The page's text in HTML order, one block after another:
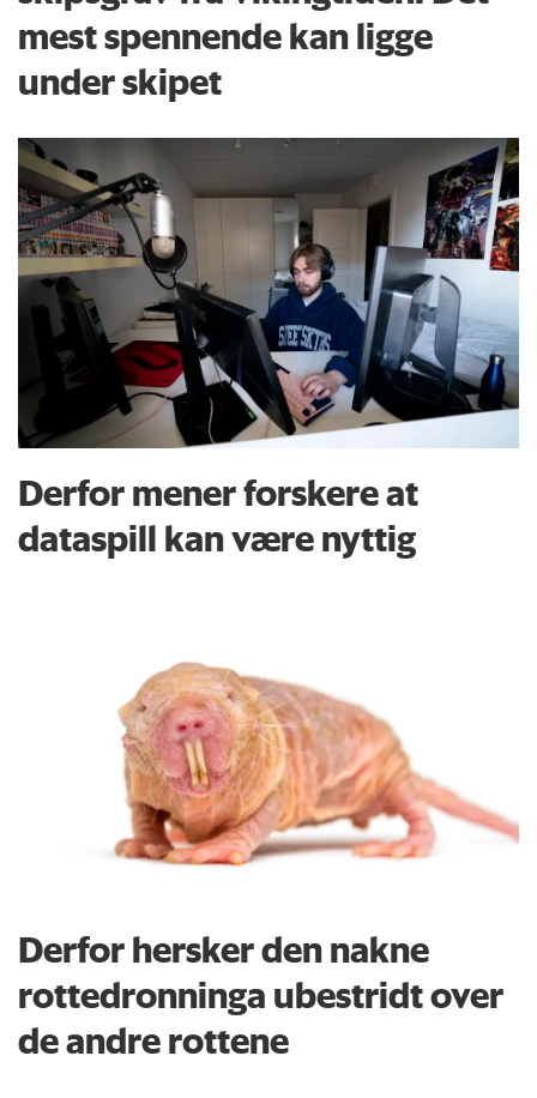
mest spennende kan ligge
under skipet
Derfor mener forskere at
dataspill kan være nyttig
Derfor hersker den nakne
rottedronninga ubestridt over
de andre rottene